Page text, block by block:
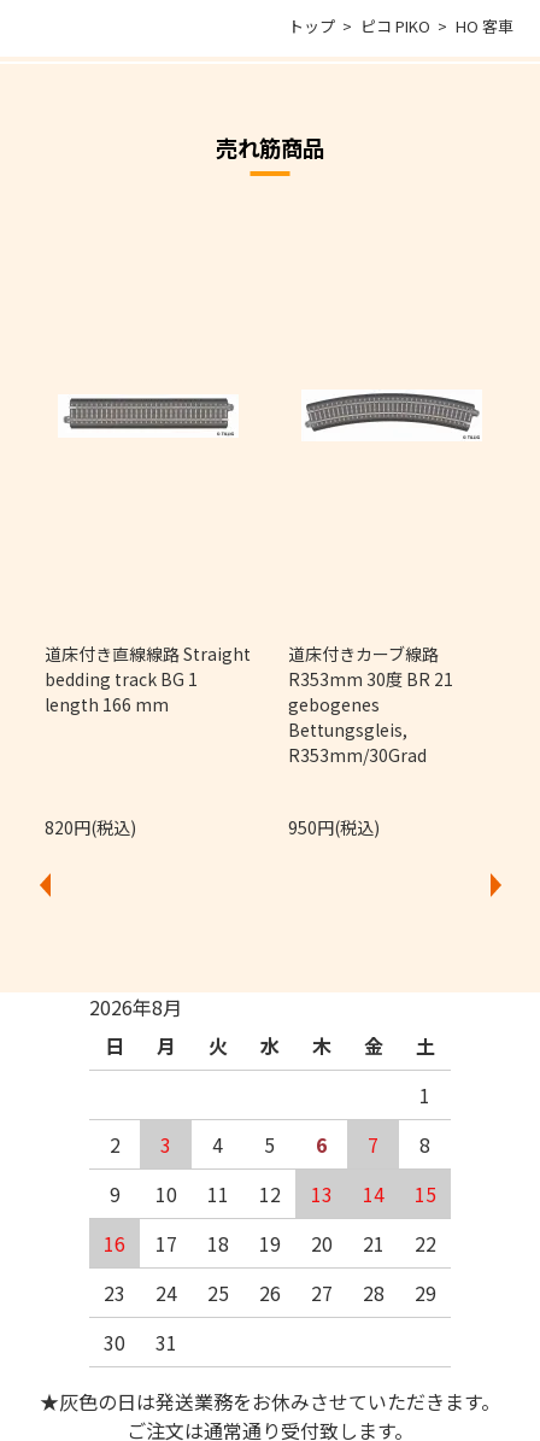
トップ ピコ PIKO HO 客車
売れ筋商品
道床付き直線線路 Straight
bedding track BG 1
length 166 mm
820円(税込)
道床付きカーブ線路
R353mm 30度 BR 21
gebogenes
Bettungsgleis,
R353mm/30Grad
950円(税込)
2026年8月
日
月 火 水 木 金
土
1
2
3 4 5 6 7
8
9
10 11 12 13 14
15
16
17 18 19 20 21
22
23
24 25 26 27 28
29
30
31
★灰色の日は発送業務をお休みさせていただきます。
ご注文は通常通り受付致します。